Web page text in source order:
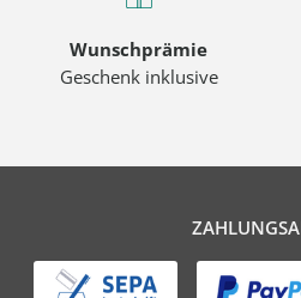
Wunschprämie
Geschenk inklusive